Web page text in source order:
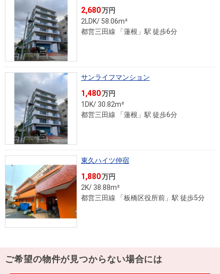
物
件
を
探
す
購入向け
サービス
住宅ロー
ンシミュ
ラス（お
住まいと
暮らしの
税金の本
（電子ブ
ック）
購入ガイ
ド
試算
売却向け
サービス
住まいと
暮らしの
税金の本
（電子ブ
ック）
売却ガイ
（電子ブ
ック版）
2,680万円
2LDK/ 58.06m²
都営三田線 「蓮根」駅 徒歩6分
サンライフマンション
1,480万円
1DK/ 30.82m²
都営三田線 「蓮根」駅 徒歩6分
東久ハイツ仲宿
1,880万円
2K/ 38.88m²
都営三田線 「板橋区役所前」駅 徒歩5分
ご希望の物件が見つからない場合には